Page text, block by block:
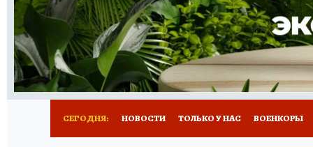
РАДИО КП РЕКЛАМА ОБЪЯВЛЕНИЯ
СЕГОДНЯ: НОВОСТИ ТОЛЬКО У НАС ВОЕНКОРЫ